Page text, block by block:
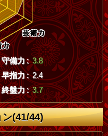
守備力 : 3.8
早指力 : 2.4
終盤力 : 3.7
(41/44)